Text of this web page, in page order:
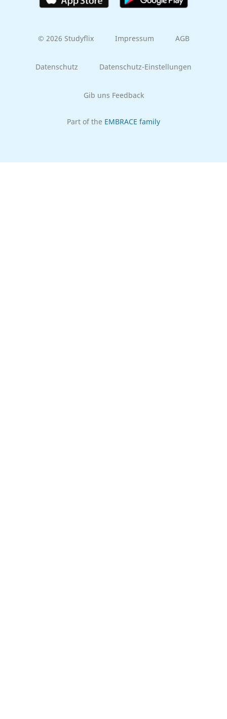
© 2026 Studyflix Impressum AGB
Datenschutz Datenschutz-Einstellungen
Gib uns Feedback
Part of the EMBRACE family